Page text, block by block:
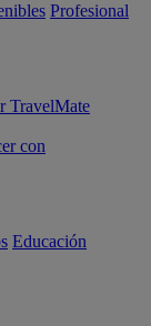
Profesional
TravelMate
con
Educación